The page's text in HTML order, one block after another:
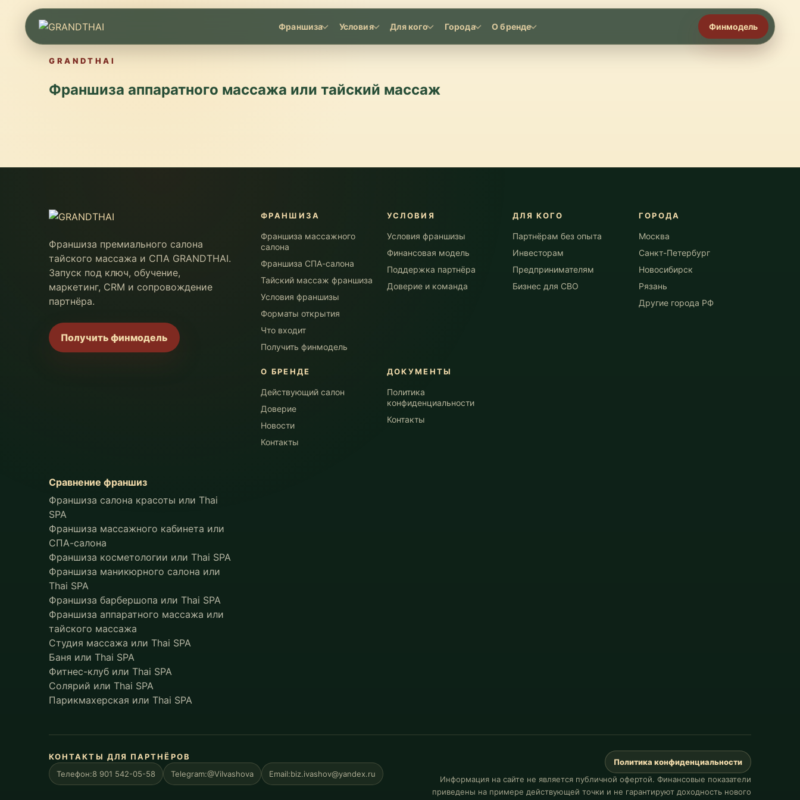
Франшиза Условия Для кого Города О бренде Финмодель
GRANDTHAI
Франшиза аппаратного массажа или тайский массаж
Франшиза премиального салона
тайского массажа и СПА GRANDTHAI.
Запуск под ключ, обучение,
маркетинг, CRM и сопровождение
партнёра.
Получить финмодель
ФРАНШИЗА
Франшиза массажного
салона
Франшиза СПА-салона
Тайский массаж франшиза
Условия франшизы
Форматы открытия
Что входит
Получить финмодель
УСЛОВИЯ
Условия франшизы
Финансовая модель
Поддержка партнёра
Доверие и команда
ДЛЯ КОГО
Партнёрам без опыта
Инвесторам
Предпринимателям
Бизнес для СВО
ГОРОДА
Москва
Санкт-Петербург
Новосибирск
Рязань
Другие города РФ
О БРЕНДЕ
Действующий салон
Доверие
Новости
Контакты
ДОКУМЕНТЫ
Политика
конфиденциальности
Контакты
Сравнение франшиз
Франшиза салона красоты или Thai
SPA
Франшиза массажного кабинета или
СПА-салона
Франшиза косметологии или Thai SPA
Франшиза маникюрного салона или
Thai SPA
Франшиза барбершопа или Thai SPA
Франшиза аппаратного массажа или
тайского массажа
Студия массажа или Thai SPA
Баня или Thai SPA
Фитнес-клуб или Thai SPA
Солярий или Thai SPA
Парикмахерская или Thai SPA
КОНТАКТЫ ДЛЯ ПАРТНЁРОВ
Телефон:8 901 542-05-58 Telegram:@ViIvashova Email:biz.ivashov@yandex.ru
Политика конфиденциальности
Информация на сайте не является публичной офертой. Финансовые показатели
приведены на примере действующей точки и не гарантируют доходность нового